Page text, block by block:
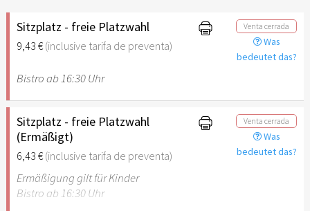
Sitzplatz - freie Platzwahl
9,43 €(inclusive tarifa de preventa)
Venta cerrada
Was
bedeutet das?
Bistro ab 16:30 Uhr
Sitzplatz - freie Platzwahl
(Ermäßigt)
6,43 €(inclusive tarifa de preventa)
Venta cerrada
Was
bedeutet das?
Ermäßigung gilt für Kinder
Bistro ab 16:30 Uhr